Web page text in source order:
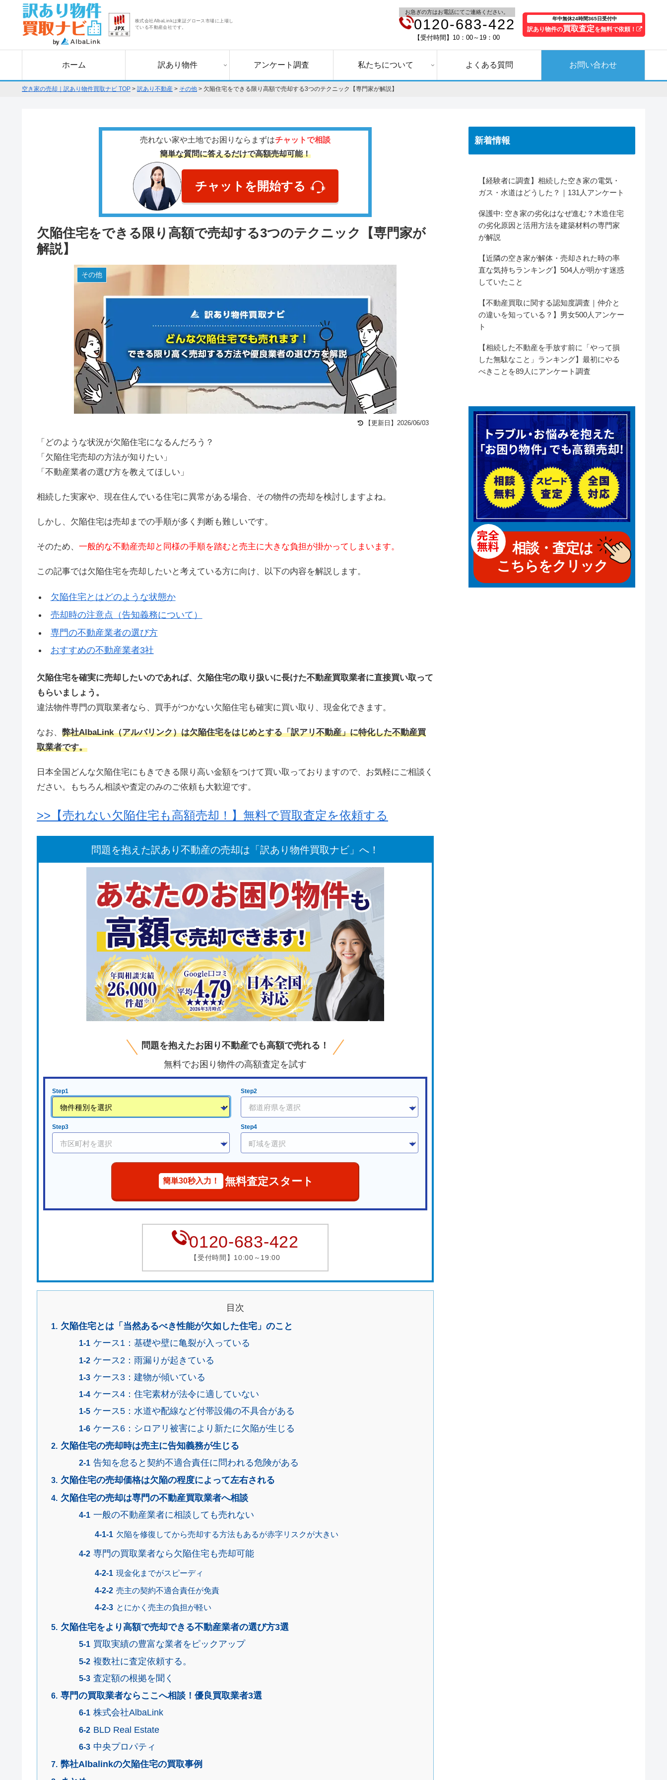
株式会社AlbaLinkは東証グロース市場に上場し
ている不動産会社です。
お急ぎの方はお電話にてご連絡ください。
0120-683-422
【受付時間】10：00～19：00
年中無休24時間365日受付中
訳あり物件の買取査定を無料で依頼！
ホーム 訳あり物件 アンケート調査 私たちについて よくある質問 お問い合わせ
空き家の売却｜訳あり物件買取ナビ TOP > 訳あり不動産 > その他 > 欠陥住宅をできる限り高額で売却する3つのテクニック【専門家が解説】
売れない家や土地でお困りならまずはチャットで相談
簡単な質問に答えるだけで高額売却可能！
チャットを開始する
欠陥住宅をできる限り高額で売却する3つのテクニック【専門家が
解説】
その他
【更新日】2026/06/03
「どのような状況が欠陥住宅になるんだろう？
「欠陥住宅売却の方法が知りたい」
「不動産業者の選び方を教えてほしい」
相続した実家や、現在住んでいる住宅に異常がある場合、その物件の売却を検討しますよね。
しかし、欠陥住宅は売却までの手順が多く判断も難しいです。
そのため、 一般的な不動産売却と同様の手順を踏むと売主に大きな負担が掛かってしまいます。
この記事では欠陥住宅を売却したいと考えている方に向け、以下の内容を解説します。
欠陥住宅とはどのような状態か
売却時の注意点（告知義務について）
専門の不動産業者の選び方
おすすめの不動産業者3社
欠陥住宅を確実に売却したいのであれば、欠陥住宅の取り扱いに長けた不動産買取業者に直接買い取って
もらいましょう。
違法物件専門の買取業者なら、買手がつかない欠陥住宅も確実に買い取り、現金化できます。
なお、 弊社AlbaLink（アルバリンク）は欠陥住宅をはじめとする「訳アリ不動産」に特化した不動産買
取業者です。
日本全国どんな欠陥住宅にもきできる限り高い金額をつけて買い取っておりますので、お気軽にご相談く
ださい。もちろん相談や査定のみのご依頼も大歓迎です。
>>【売れない欠陥住宅も高額売却！】無料で買取査定を依頼する
問題を抱えた訳あり不動産の売却は「訳あり物件買取ナビ」へ！
問題を抱えたお困り不動産でも高額で売れる！
無料でお困り物件の高額査定を試す
Step1 Step2
Step3 Step4
簡単30秒入力！ 無料査定スタート
0120-683-422
【受付時間】10:00～19:00
目次
欠陥住宅とは「当然あるべき性能が欠如した住宅」のこと
ケース1：基礎や壁に亀裂が入っている
ケース2：雨漏りが起きている
ケース3：建物が傾いている
ケース4：住宅素材が法令に適していない
ケース5：水道や配線など付帯設備の不具合がある
ケース6：シロアリ被害により新たに欠陥が生じる
欠陥住宅の売却時は売主に告知義務が生じる
告知を怠ると契約不適合責任に問われる危険がある
欠陥住宅の売却価格は欠陥の程度によって左右される
欠陥住宅の売却は専門の不動産買取業者へ相談
一般の不動産業者に相談しても売れない
欠陥を修復してから売却する方法もあるが赤字リスクが大きい
専門の買取業者なら欠陥住宅も売却可能
現金化までがスピーディ
売主の契約不適合責任が免責
とにかく売主の負担が軽い
欠陥住宅をより高額で売却できる不動産業者の選び方3選
買取実績の豊富な業者をピックアップ
複数社に査定依頼する。
査定額の根拠を聞く
専門の買取業者ならここへ相談！優良買取業者3選
株式会社AlbaLink
BLD Real Estate
中央プロパティ
弊社Albalinkの欠陥住宅の買取事例
新着情報
【経験者に調査】相続した空き家の電気・
ガス・水道はどうした？｜131人アンケート
保護中: 空き家の劣化はなぜ進む？木造住宅
の劣化原因と活用方法を建築材料の専門家
が解説
【近隣の空き家が解体・売却された時の率
直な気持ちランキング】504人が明かす迷惑
していたこと
【不動産買取に関する認知度調査｜仲介と
の違いを知っている？】男女500人アンケー
ト
【相続した不動産を手放す前に「やって損
した無駄なこと」ランキング】最初にやる
べきことを89人にアンケート調査
相談・査定は
こちらをクリック